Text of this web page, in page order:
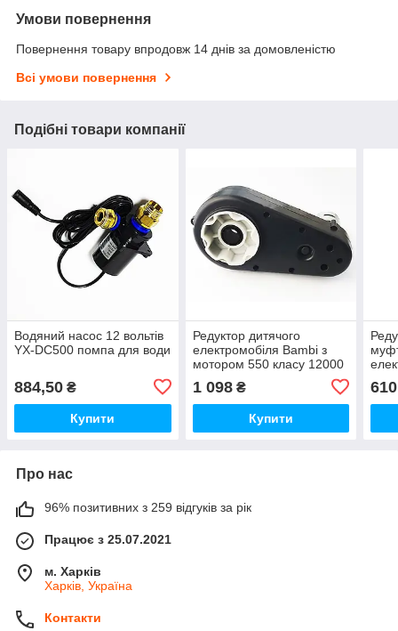
Умови повернення
Повернення товару впродовж 14 днів за домовленістю
Всі умови повернення
Подібні товари компанії
Водяний насос 12 вольтів
YX-DC500 помпа для води
884,50 ₴
Купити
Редуктор дитячого
електромобіля Bambi з
мотором 550 класу 12000
RPM 12V 20-45W 16 вал
1 098₴
Купити
610
Про нас
96% позитивних з 259 відгуків за рік
Працює з 25.07.2021
м. Харків
Харків, Україна
Контакти